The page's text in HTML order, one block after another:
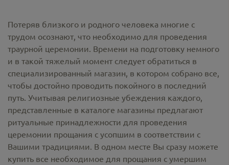
Потеряв близкого и родного человека многие с
трудом осознают, что необходимо для проведения
траурной церемонии. Времени на подготовку немного
и в такой тяжелый момент следует обратиться в
специализированный магазин, в котором собрано все,
чтобы достойно проводить покойного в последний
путь. Учитывая религиозные убеждения каждого,
представленные в каталоге магазины предлагают
ритуальные принадлежности для проведения
церемонии прощания с усопшим в соответствии с
Вашими традициями. В одном месте Вы сразу можете
купить все необходимое для прощания с умершим